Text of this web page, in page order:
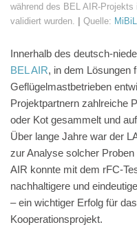
während des BEL AIR-
validiert wurden.
Quelle:
Innerhalb des deutsch-
BEL AIR, in dem Lösungen
Geflügelmastbetrieben
Projektpartnern zahlreiche
oder Kot gesammelt und
Über lange Jahre war der
zur Analyse solcher
AIR konnte mit dem rFC-
nachhaltigere und
– ein wichtiger Erfolg für
Kooperationsprojekt.